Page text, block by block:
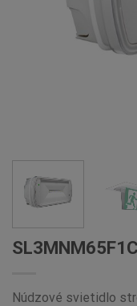
Núdzové svietidlo